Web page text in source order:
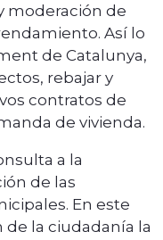
moderación de
Así lo
de Catalunya,
rebajar y
contratos de
de vivienda.
a la
de las
En este
de la ciudadanía la